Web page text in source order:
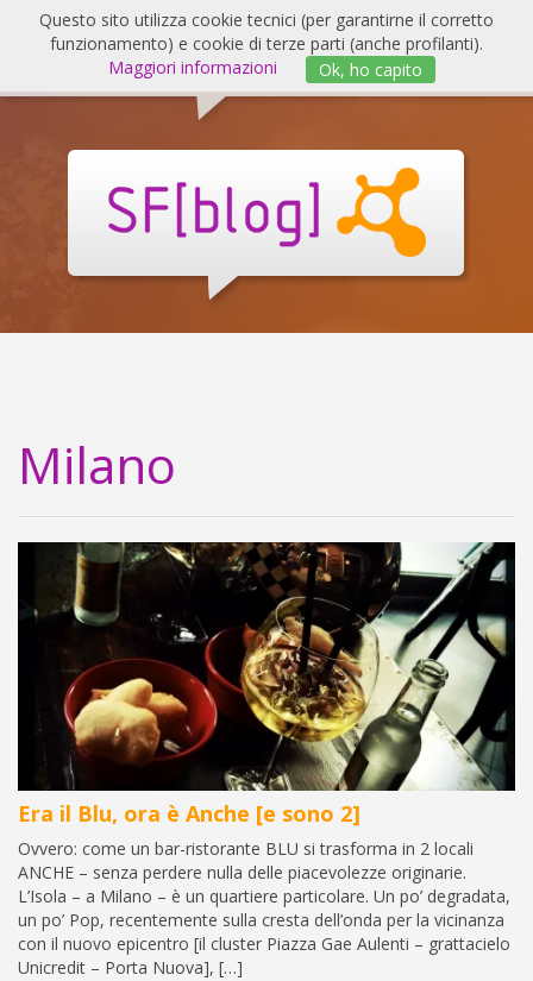
Salta
contenuto
Blog
Milano
Era il Blu, ora è Anche [e sono 2]
Ovvero: come un bar-ristorante BLU si trasforma in 2 locali
ANCHE – senza perdere nulla delle piacevolezze originarie.
L’Isola – a Milano – è un quartiere particolare. Un po’ degradata,
un po’ Pop, recentemente sulla cresta dell’onda per la vicinanza
con il nuovo epicentro [il cluster Piazza Gae Aulenti – grattacielo
Unicredit – Porta Nuova], […]
Questo sito utilizza cookie tecnici (per garantirne il corretto
funzionamento) e cookie di terze parti (anche profilanti).
Maggiori informazioni
Ok, ho capito